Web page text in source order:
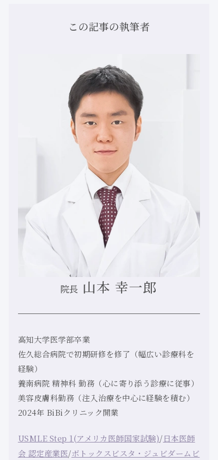
この記事の執筆者
院長 山本 幸一郎
高知大学医学部卒業
佐久総合病院で初期研修を修了（幅広い診療科を
経験）
養南病院 精神科 勤務（心に寄り添う診療に従事）
美容皮膚科勤務（注入治療を中心に経験を積む）
2024年 BiBiクリニック開業
USMLE Step 1(アメリカ医師国家試験)/日本医師
会 認定産業医/ボトックスビスタ・ジュビダームビ